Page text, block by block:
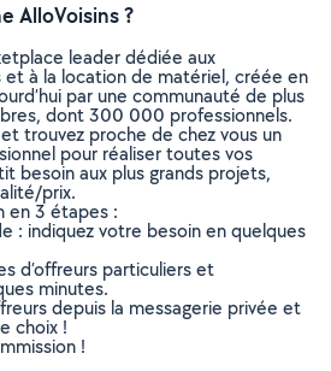
AlloVoisins ?
leader dédiée aux
à la location de matériel, créée en
par une communauté de plus
dont 300 000 professionnels.
trouvez proche de chez vous un
pour réaliser toutes vos
besoin aux plus grands projets,
prix.
en 3 étapes :
: indiquez votre besoin en quelques
d’offreurs particuliers et
minutes.
depuis la messagerie privée et
choix !
!